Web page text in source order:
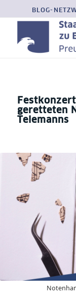
BLOG-
geretteten
Telemanns